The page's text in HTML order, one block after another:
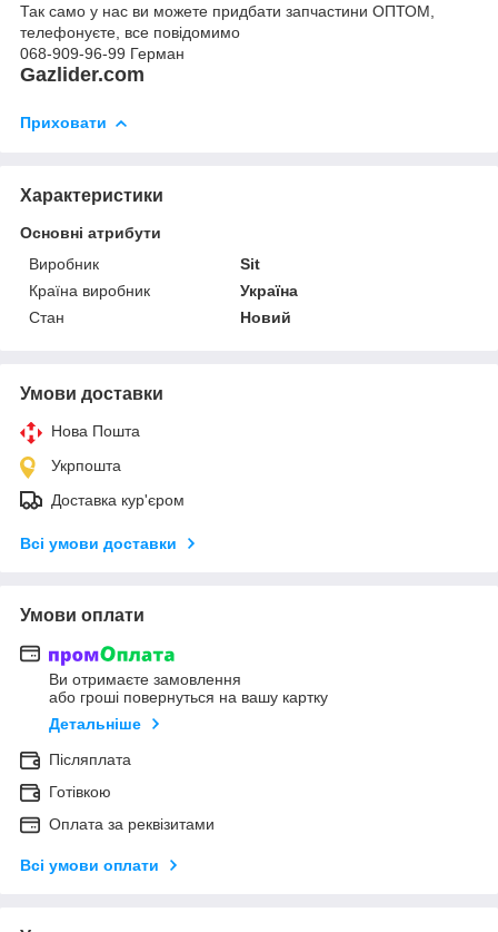
Так само у нас ви можете придбати запчастини ОПТОМ,
телефонуєте, все повідомимо
068-909-96-99 Герман
Gazlider.com
Приховати
Характеристики
Основні атрибути
Виробник
Sit
Країна виробник
Україна
Стан
Новий
Умови доставки
Нова Пошта
Укрпошта
Доставка кур'єром
Всі умови доставки
Умови оплати
Ви отримаєте замовлення
або гроші повернуться на вашу картку
Детальніше
Післяплата
Готівкою
Оплата за реквізитами
Всі умови оплати